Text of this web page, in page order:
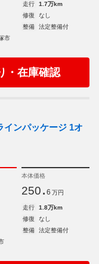
走行
1.7万km
修復
なし
整備
法定整備付
市
・在庫確認
インパッケージ 1オ
本体価格
250. 6 万円
走行
1.8万km
修復
なし
整備
法定整備付